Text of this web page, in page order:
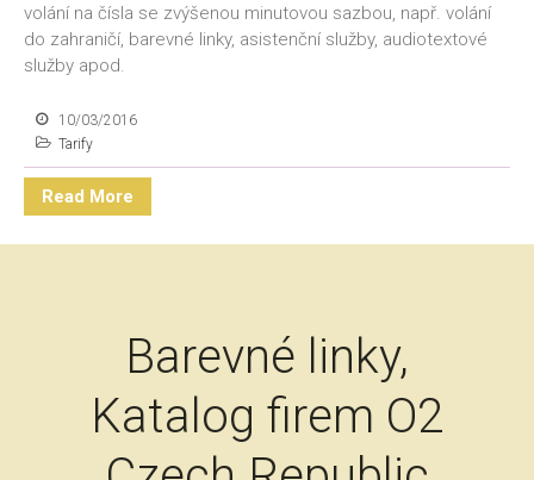
volání na čísla se zvýšenou minutovou sazbou, např. volání
do zahraničí, barevné linky, asistenční služby, audiotextové
služby apod.
10/03/2016
Tarify
Read More
Barevné linky,
Katalog firem O2